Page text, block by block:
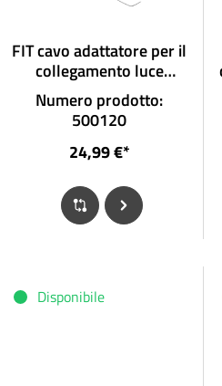
FIT cavo adattatore per il
collegamento luce
abbagliante a speed node
Numero prodotto:
500120
24,99 €*
Disponibile